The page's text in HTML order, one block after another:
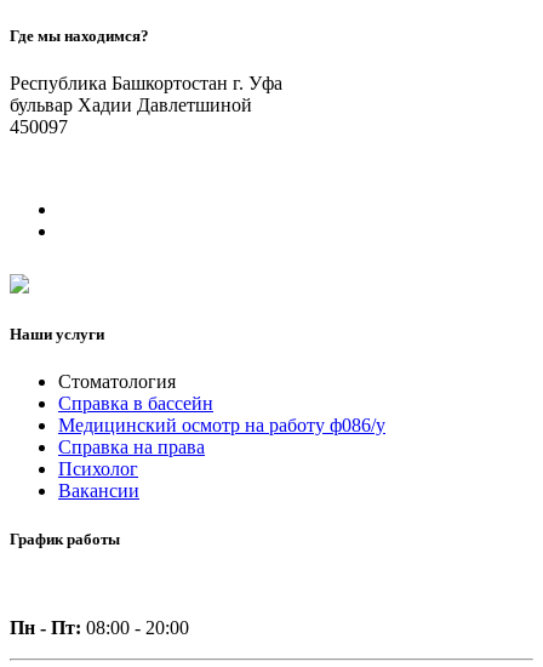
Где мы находимся?
Республика Башкортостан г. Уфа
бульвар Хадии Давлетшиной
450097
Наши услуги
Стоматология
Справка в бассейн
Медицинский осмотр на работу ф086/у
Справка на права
Психолог
Вакансии
График работы
Пн - Пт: 08:00 - 20:00